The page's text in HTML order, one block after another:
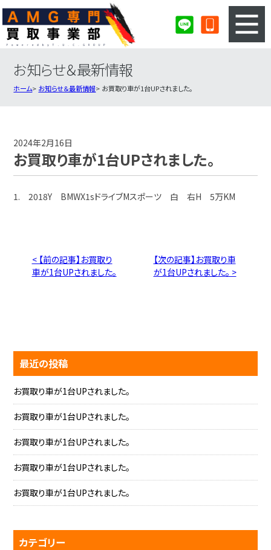
3ステップのカンタン査定
AMG買取実績
お知らせ＆最新情報
ホーム お知らせ＆最新情報 お買取り車が1台UPされました。
2024年2月16日
お買取り車が1台UPされました。
1. 2018Y BMWX1sドライブMスポーツ 白 右H 5万KM
< 【前の記事】お買取り
車が1台UPされました。
【次の記事】お買取り車
が1台UPされました。 >
最近の投稿
お買取り車が1台UPされました。
お買取り車が1台UPされました。
お買取り車が1台UPされました。
お買取り車が1台UPされました。
お買取り車が1台UPされました。
カテゴリー